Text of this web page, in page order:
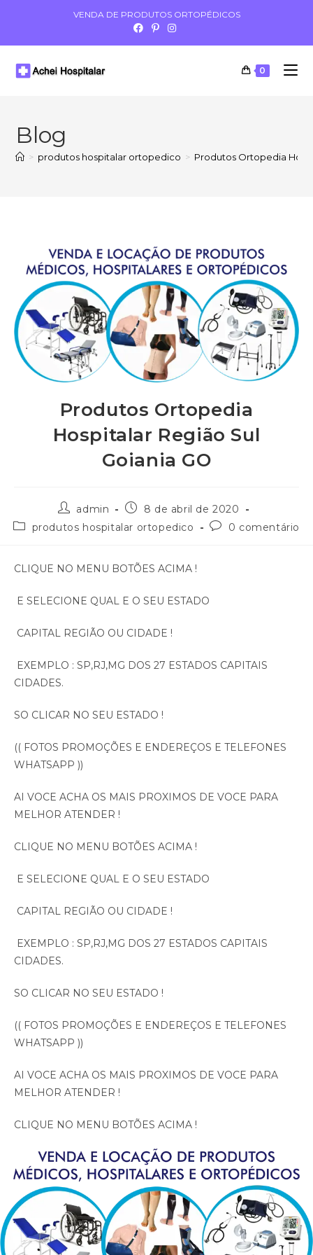
VENDA DE PRODUTOS ORTOPÉDICOS
0
Blog
> produtos hospitalar ortopedico > Produtos Ortopedia
Produtos Ortopedia
Hospitalar Região Sul
Goiania GO
admin
8 de abril de 2020
produtos hospitalar ortopedico
0 comentário
CLIQUE NO MENU BOTÕES ACIMA !
E SELECIONE QUAL E O SEU ESTADO
CAPITAL REGIÃO OU CIDADE !
EXEMPLO : SP,RJ,MG DOS 27 ESTADOS CAPITAIS
CIDADES.
SO CLICAR NO SEU ESTADO !
(( FOTOS PROMOÇÕES E ENDEREÇOS E TELEFONES
WHATSAPP ))
AI VOCE ACHA OS MAIS PROXIMOS DE VOCE PARA
MELHOR ATENDER !
CLIQUE NO MENU BOTÕES ACIMA !
E SELECIONE QUAL E O SEU ESTADO
CAPITAL REGIÃO OU CIDADE !
EXEMPLO : SP,RJ,MG DOS 27 ESTADOS CAPITAIS
CIDADES.
SO CLICAR NO SEU ESTADO !
(( FOTOS PROMOÇÕES E ENDEREÇOS E TELEFONES
WHATSAPP ))
AI VOCE ACHA OS MAIS PROXIMOS DE VOCE PARA
MELHOR ATENDER !
CLIQUE NO MENU BOTÕES ACIMA !